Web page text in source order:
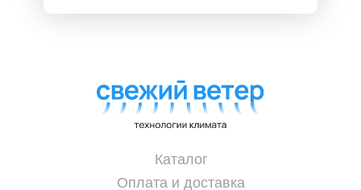
Каталог
Оплата и доставка